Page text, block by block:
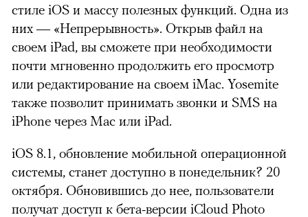
стиле iOS и массу полезных функций. Одна из
них — «Непрерывность». Открыв файл на
своем iPad, вы сможете при необходимости
почти мгновенно продолжить его просмотр
или редактирование на своем iMac. Yosemite
также позволит принимать звонки и SMS на
iPhone через Mac или iPad.
iOS 8.1, обновление мобильной операционной
системы, станет доступно в понедельник? 20
октября. Обновившись до нее, пользователи
получат доступ к бета-версии iCloud Photo